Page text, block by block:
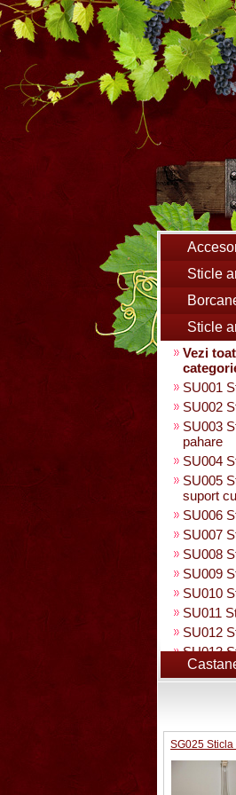
Sticle
Sticle
Vezi
SU001
SU002
SU003
pahare
SU004
SU005
suport
SU006
SU007
SU008
SU009
SU010
SU011
SU012
SU013
SU015
SU014
figura
Sticla
SU049
SU050